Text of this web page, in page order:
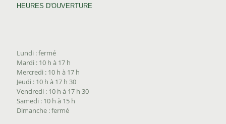
HEURES D'OUVERTURE
Lundi : fermé
Mardi : 10 h à 17 h
Mercredi : 10 h à 17 h
Jeudi : 10 h à 17 h 30
Vendredi : 10 h à 17 h 30
Samedi : 10 h à 15 h
Dimanche : fermé